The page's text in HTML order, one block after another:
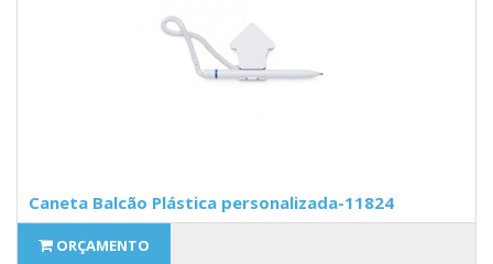
Caneta Balcão Plástica personalizada-11824
ORÇAMENTO